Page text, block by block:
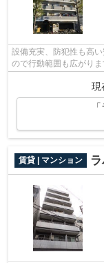
設備充実、防犯性も高
ので行動範囲も広がり
ら出て150mに駐車場あ
現
賃貸 | マンション